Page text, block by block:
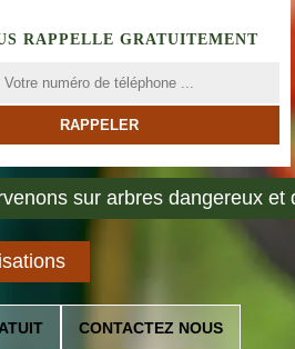
RAPPELLE GRATUITEMENT
sur arbres dangereux et
CONTACTEZ NOUS